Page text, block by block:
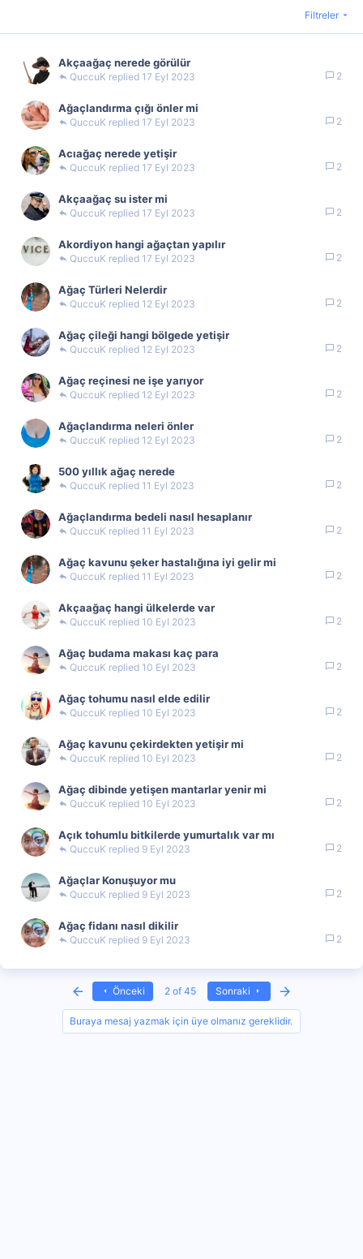
Filtreler
Akçaağaç nerede görülür
2
17 Eyl 2023
QuccuK
Ağaçlandırma çığı önler mi
2
17 Eyl 2023
QuccuK
Acıağaç nerede yetişir
2
17 Eyl 2023
QuccuK
Akçaağaç su ister mi
2
17 Eyl 2023
QuccuK
Akordiyon hangi ağaçtan yapılır
2
17 Eyl 2023
QuccuK
Ağaç Türleri Nelerdir
2
12 Eyl 2023
QuccuK
Ağaç çileği hangi bölgede yetişir
2
12 Eyl 2023
QuccuK
Ağaç reçinesi ne işe yarıyor
2
12 Eyl 2023
QuccuK
Ağaçlandırma neleri önler
2
12 Eyl 2023
QuccuK
500 yıllık ağaç nerede
2
11 Eyl 2023
QuccuK
Ağaçlandırma bedeli nasıl hesaplanır
2
11 Eyl 2023
QuccuK
Ağaç kavunu şeker hastalığına iyi gelir mi
2
11 Eyl 2023
QuccuK
Akçaağaç hangi ülkelerde var
2
10 Eyl 2023
QuccuK
Ağaç budama makası kaç para
2
10 Eyl 2023
QuccuK
Ağaç tohumu nasıl elde edilir
2
10 Eyl 2023
QuccuK
Ağaç kavunu çekirdekten yetişir mi
2
10 Eyl 2023
QuccuK
Ağaç dibinde yetişen mantarlar yenir mi
2
10 Eyl 2023
QuccuK
Açık tohumlu bitkilerde yumurtalık var mı
2
9 Eyl 2023
QuccuK
Ağaçlar Konuşuyor mu
2
9 Eyl 2023
QuccuK
Ağaç fidanı nasıl dikilir
2
9 Eyl 2023
QuccuK
Önceki 2 of 45 Sonraki
Buraya mesaj yazmak için üye olmanız gereklidir.